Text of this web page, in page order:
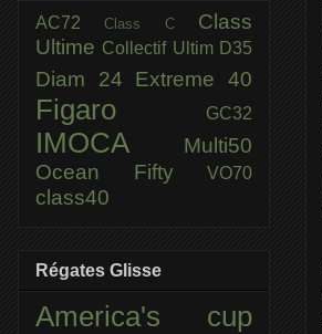
AC72Class C Class
Ultime Collectif Ultim D35
Diam 24 Extreme 40
Figaro GC32
IMOCA
Multi50
Ocean Fifty
VO70
class40
Régates Glisse
America's cup